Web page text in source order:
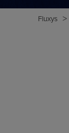
Fluxys >